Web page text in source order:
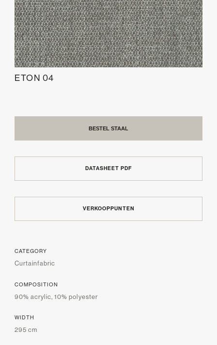
ETON 04
BESTEL STAAL
DATASHEET PDF
VERKOOPPUNTEN
CATEGORY
Curtainfabric
COMPOSITION
90% acrylic, 10% polyester
WIDTH
295 cm